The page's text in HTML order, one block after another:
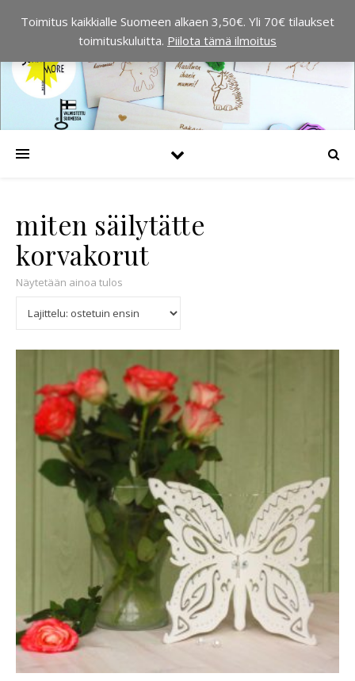
miten säilytätte
korvakorut
Näytetään ainoa tulos
Toimitus kaikkialle Suomeen alkaen 3,50€. Yli 70€ tilaukset
toimituskuluitta. Piilota tämä ilmoitus